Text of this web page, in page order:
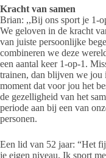
Kracht van samen
Brian: ,,Bij ons sport je 1-
We geloven in de kracht
van juiste persoonlijke
combineren we deze
een aantal keer 1-op-1.
trainen, dan blijven we jou
moment dat voor jou het
de gezelligheid van het
periode aan bij een van
personen.
Een lid van 52 jaar: “Het
je eigen niveau. Ik sport